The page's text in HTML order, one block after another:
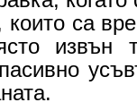
са
извън